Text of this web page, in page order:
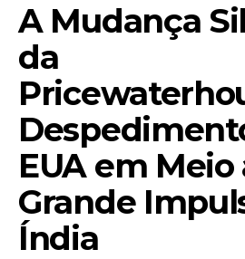
A Mudança
da
EUA em Meio
Grande
Índia